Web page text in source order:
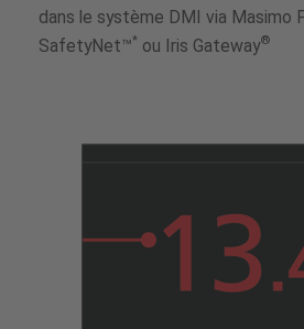
dans le système DMI via Masimo
SafetyNet™* ou Iris Gateway®